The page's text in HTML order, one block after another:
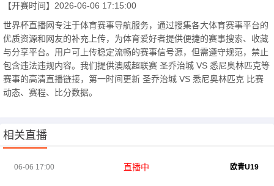
【开赛时间】 2026-06-06 17:15:00
世界杯直播网专注于体育赛事导航服务，通过搜集各大体育赛事平台的
优质资源和网友的补充上传，为体育爱好者提供便捷的赛事搜索、收藏
与分享平台。用户可上传稳定流畅的赛事信号源，但需遵守规范，禁止
包含违法违规内容。我们提供澳威超联赛 圣乔治城 VS 悉尼奥林匹克等
赛事的高清直播链接，第一时间更新 圣乔治城 VS 悉尼奥林匹克 比赛
动态、赛程、比分数据。
相关直播
06-06 17:00 欧青U19
直播中